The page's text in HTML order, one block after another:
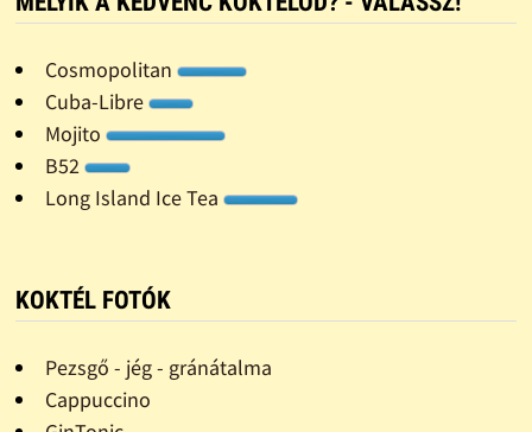
Cosmopolitan
Cuba-Libre
Mojito
B52
Long Island Ice Tea
KOKTÉL FOTÓK
Pezsgő - jég - gránátalma
Cappuccino